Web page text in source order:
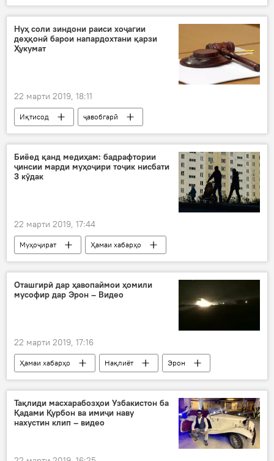
Нуҳ соли зиндони раиси хоҷагии
деҳқонӣ барои напардохтани қарзи
Ҳукумат
22 марти 2019, 18:11
Иқтисод
ҷавобгарӣ
парвандаи ҷиноӣ
ҳукми суд
зиндон
Дар Тоҷикистон
Биёед қанд медиҳам: бадрафтории
ҷинсии марди муҳоҷири тоҷик нисбати
3 кӯдак
22 марти 2019, 17:44
Муҳоҷират Ҳамаи хабарҳо
Оташгирӣ дар ҳавопаймои ҳомили
мусофир дар Эрон – Видео
22 марти 2019, 17:16
Ҳамаи хабарҳо Нақлиёт
Эрон
ҳавопаймо
нишаст оташ
Тақлиди масхарабозҳои Узбакистон ба
Қадами Қурбон ва имиҷи наву
нахустин клип – видео